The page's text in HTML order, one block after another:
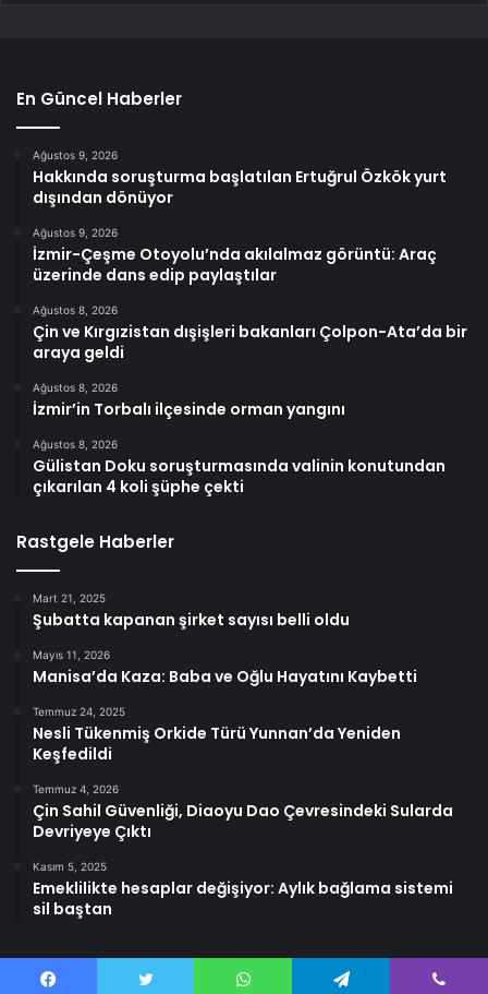
En Güncel Haberler
Ağustos 9, 2026
Hakkında soruşturma başlatılan Ertuğrul Özkök yurt
dışından dönüyor
Ağustos 9, 2026
İzmir-Çeşme Otoyolu’nda akılalmaz görüntü: Araç
üzerinde dans edip paylaştılar
Ağustos 8, 2026
Çin ve Kırgızistan dışişleri bakanları Çolpon-Ata’da bir
araya geldi
Ağustos 8, 2026
İzmir’in Torbalı ilçesinde orman yangını
Ağustos 8, 2026
Gülistan Doku soruşturmasında valinin konutundan
çıkarılan 4 koli şüphe çekti
Rastgele Haberler
Mart 21, 2025
Şubatta kapanan şirket sayısı belli oldu
Mayıs 11, 2026
Manisa’da Kaza: Baba ve Oğlu Hayatını Kaybetti
Temmuz 24, 2025
Nesli Tükenmiş Orkide Türü Yunnan’da Yeniden
Keşfedildi
Temmuz 4, 2026
Çin Sahil Güvenliği, Diaoyu Dao Çevresindeki Sularda
Devriyeye Çıktı
Kasım 5, 2025
Emeklilikte hesaplar değişiyor: Aylık bağlama sistemi
sil baştan